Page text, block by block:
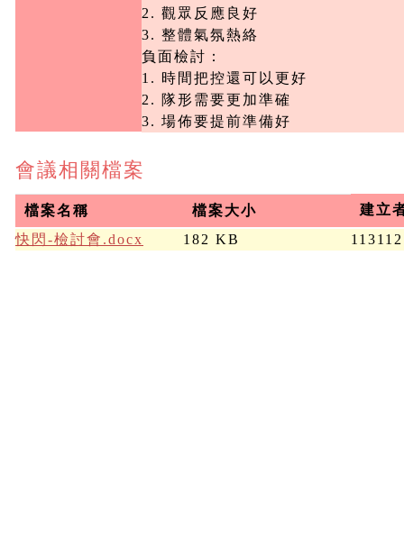
2. 觀眾反應良好
3. 整體氣氛熱絡
負面檢討：
1. 時間把控還可以更好
2. 隊形需要更加準確
3. 場佈要提前準備好
會議相關檔案
檔案名稱 檔案大小
建立
快閃-檢討會.docx
182 KB